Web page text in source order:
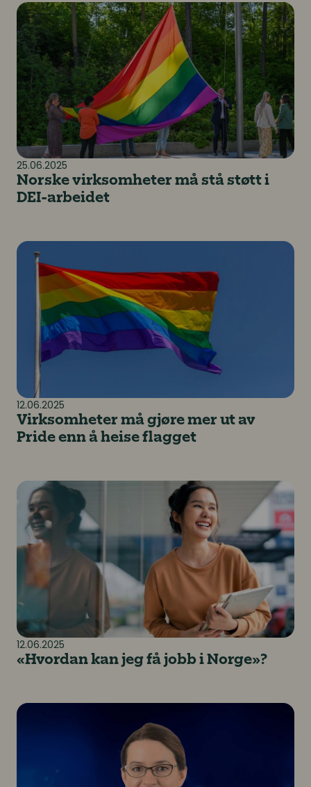
25.06.2025
Norske virksomheter må stå støtt i
DEI-arbeidet
Norske virksomheter må stå støtt i DEI-arbeidet
12.06.2025
Virksomheter må gjøre mer ut av
Pride enn å heise flagget
Virksomheter må gjøre mer ut av Pride enn å heise
12.06.2025
«Hvordan kan jeg få jobb i Norge»?
«Hvordan kan jeg få jobb i Norge»?
Hvordan fremme inkludering gjennom teknologi